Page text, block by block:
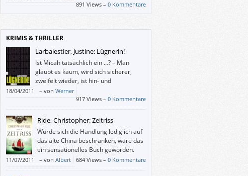
891 Views – 0 Kommentare
KRIMIS & THRILLER
Larbalestier, Justine: Lügnerin!
Ist Micah tatsächlich ein …? – Man
glaubt es kaum, wird sich sicherer,
zweifelt wieder, ist hin- und
hergerissen. Bis über den Schluss des
Buches hinaus.
18/04/2011 – von Werner
917 Views – 0 Kommentare
Ride, Christopher: Zeitriss
Würde sich die Handlung lediglich auf
das alte China beschränken, wäre das
ein sensationelles Buch geworden.
11/07/2011 – von Albert 684 Views – 0 Kommentare